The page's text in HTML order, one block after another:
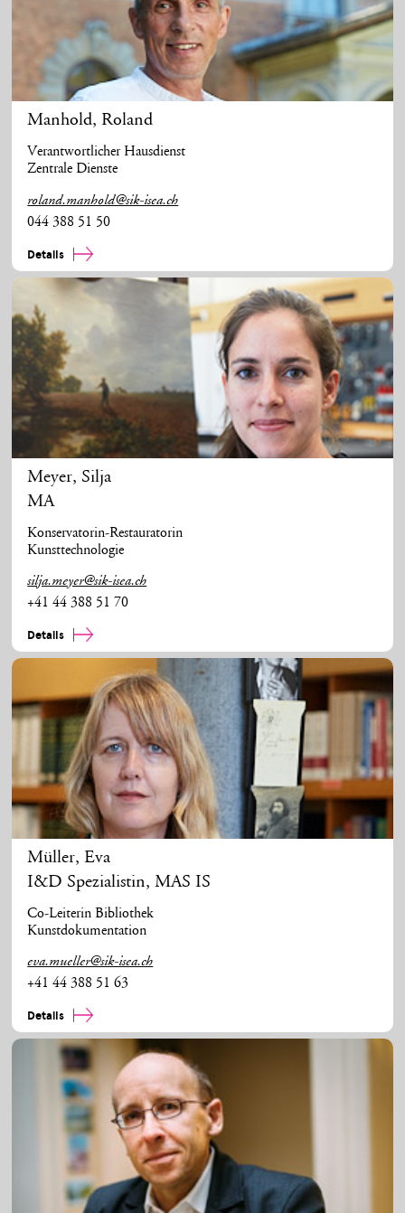
Manhold, Roland
Verantwortlicher Hausdienst
Zentrale Dienste
roland.manhold@sik-isea.ch
044 388 51 50
Details
Meyer, Silja
MA
Konservatorin-Restauratorin
Kunsttechnologie
silja.meyer@sik-isea.ch
+41 44 388 51 70
Details
Müller,Eva
I&D Spezialistin, MAS IS
Co-Leiterin Bibliothek
Kunstdokumentation
eva.mueller@sik-isea.ch
+41 44 388 51 63
Details